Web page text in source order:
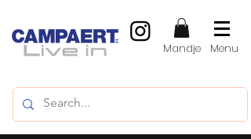
Mandje Menu